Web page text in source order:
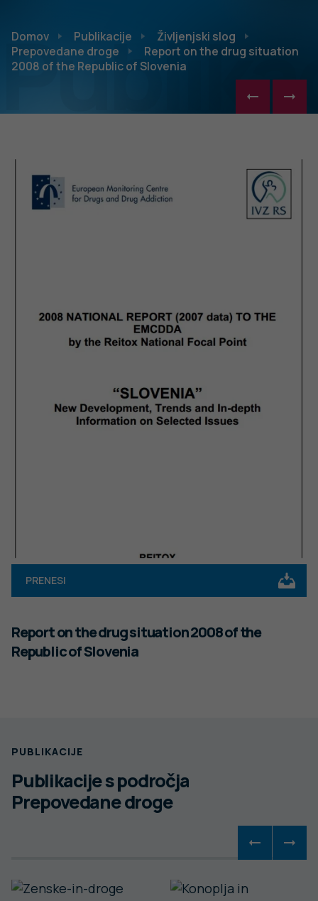
Domov Publikacije
Življenjski slog
Prepovedane droge
Report on the drug situation
2008 of the Republic of Slovenia
PRENESI
Report on the drug situation 2008 of the
Republic of Slovenia
PUBLIKACIJE
Publikacije s področja
Prepovedane droge